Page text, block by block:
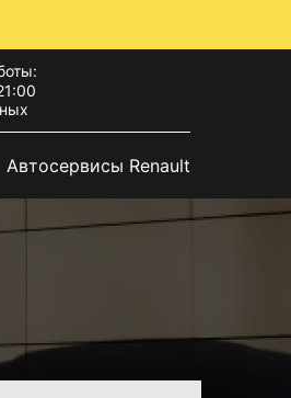
Автосервисы Renault